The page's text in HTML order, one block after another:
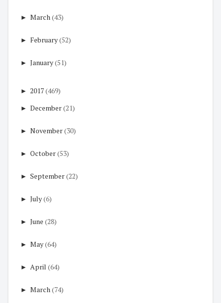
► March(43)
► February(52)
► January(51)
► 2017(469)
► December(21)
► November(30)
► October(53)
► September(22)
► July(6)
► June (28)
► May(64)
► April (64)
► March(74)